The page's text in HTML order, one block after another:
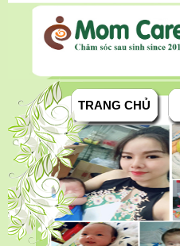
TRANG CHỦ